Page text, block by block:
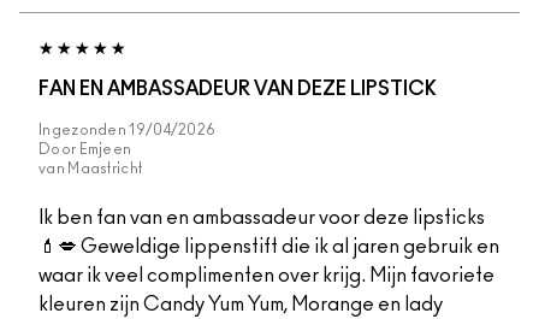
FAN EN AMBASSADEUR VAN DEZE LIPSTICK
Ingezonden19/04/2026
Door Emjeen
van Maastricht
Ik ben fan van en ambassadeur voor deze lipsticks
💄💋 Geweldige lippenstift die ik al jaren gebruik en
waar ik veel complimenten over krijg. Mijn favoriete
kleuren zijn Candy Yum Yum, Morange en lady